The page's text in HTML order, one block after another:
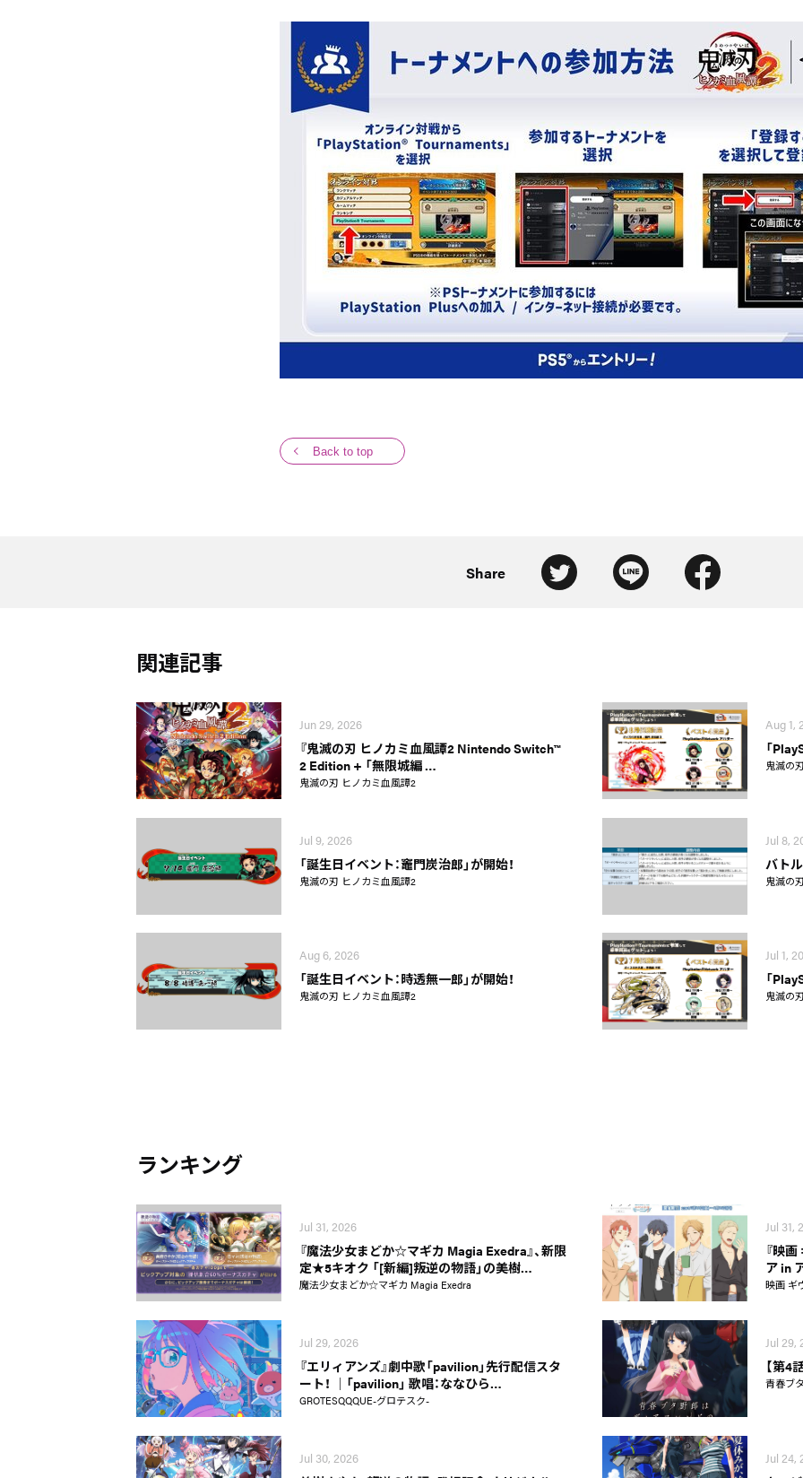
Back to top
Share
関連記事
Jun 29, 2026
『鬼滅の刃 ヒノカミ血風譚2 Nintendo Switch™
2 Edition + 「無限城編 …
鬼滅の刃 ヒノカミ血風譚2
Aug 1,
「
鬼滅の
Jul 9, 2026
「誕生日イベント：竈門炭治郎」が開始！
鬼滅の刃 ヒノカミ血風譚2
Jul 8,
バト
鬼滅の
Aug 6, 2026
「誕生日イベント：時透無一郎」が開始！
鬼滅の刃 ヒノカミ血風譚2
Jul 1,
「
鬼滅の
ランキング
Jul 31, 2026
『魔法少女まどか☆マギカ Magia Exedra』、新限
定★5キオク 「[新編]叛逆の物語」の美樹…
魔法少女まどか☆マギカ Magia Exedra
Jul 31,
『映
ア in
映画 ギ
Jul 29, 2026
『エリィアンズ』劇中歌「pavilion」先行配信スタ
ート！ │「pavilion」 歌唱：ななひら…
GROTESQQQUE-グロテスク-
Jul 29,
【第4
青春ブ
Jul 30, 2026 Jul 24,